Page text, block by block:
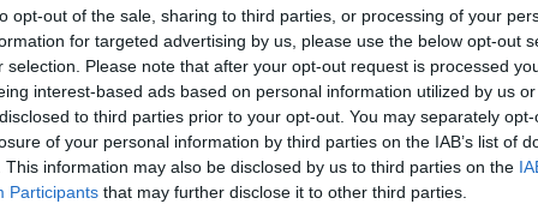
opt-out of the sale, sharing to third parties, or processing of your
for targeted advertising by us, please use the below opt-out
selection. Please note that after your opt-out request is processed
interest-based ads based on personal information utilized by us
to third parties prior to your opt-out. You may separately
of your personal information by third parties on the IAB’s list of
This information may also be disclosed by us to third parties on the
Participants that may further disclose it to other third parties.
15- ) των Μυρτώ Καλαμαρίδου/Δήμητρας Μαναβή οι
η διαφορά άνοιξε νωρίς (2-0, 7-1, 11-5) χωρίς να
Μυρτώ και Δήμητρα επέστρεψαν στο ματς καθώς